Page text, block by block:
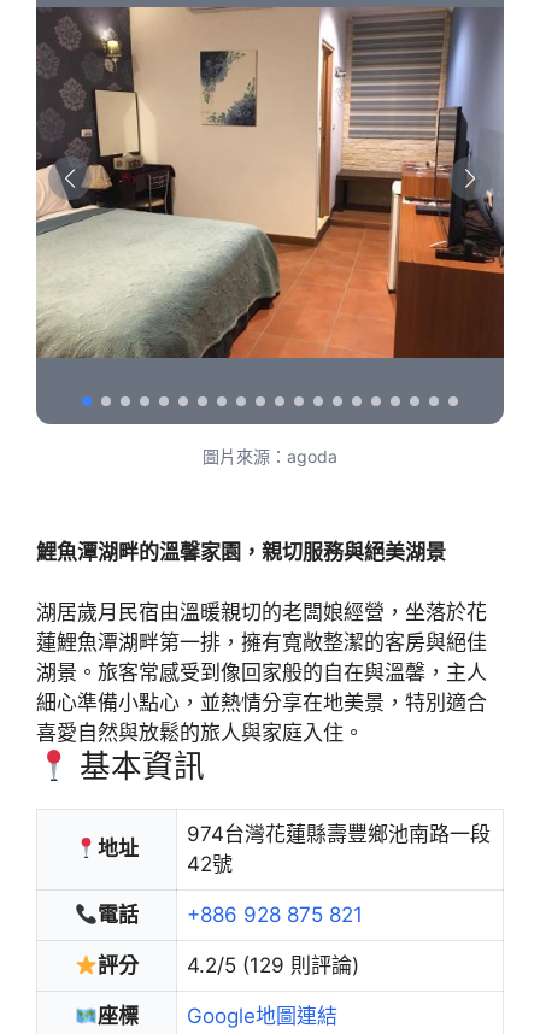
圖片來源：agoda
鯉魚潭湖畔的溫馨家園，親切服務與絕美湖景
湖居歲月民宿由溫暖親切的老闆娘經營，坐落於花
蓮鯉魚潭湖畔第一排，擁有寬敞整潔的客房與絕佳
湖景。旅客常感受到像回家般的自在與溫馨，主人
細心準備小點心，並熱情分享在地美景，特別適合
喜愛自然與放鬆的旅人與家庭入住。
基本資訊
地址
974台灣花蓮縣壽豐鄉池南路一段
42號
電話 +886 928 875 821
評分 4.2/5 (129 則評論)
座標 Google地圖連結